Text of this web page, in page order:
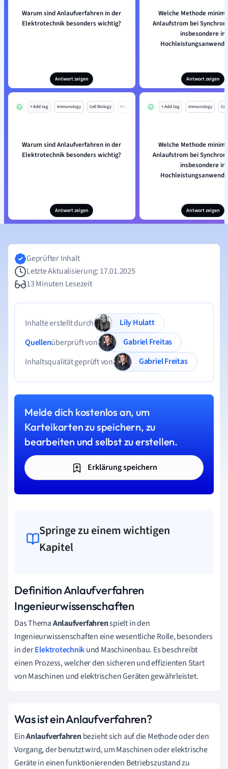
Warum sind Anlaufverfahren in der
Elektrotechnik besonders wichtig?
Antwort zeigen
Welche Methode
Anlaufstrom bei
insbesondere in
Antwort zeigen
+ Add tag Immunology Cell Biology Mo
Warum sind Anlaufverfahren in der
Elektrotechnik besonders wichtig?
Antwort zeigen
+ Add tag Immunology
Welche Methode
Anlaufstrom bei
insbesondere in
Antwort zeigen
Geprüfter Inhalt
Letzte Aktualisierung: 17.01.2025
13 Minuten Lesezeit
Inhalte erstellt durch
Lily Hulatt
Quellenüberprüft von
Gabriel Freitas
Inhaltsqualität geprüft von
Gabriel Freitas
Melde dich kostenlos an, um
Karteikarten zu speichern, zu
bearbeiten und selbst zu erstellen.
Erklärung speichern
Springe zu einem wichtigen
Kapitel
Definition Anlaufverfahren
Ingenieurwissenschaften
Das ThemaAnlaufverfahrenspielt in den
Ingenieurwissenschaften eine wesentliche Rolle, besonders
in derElektrotechnikund Maschinenbau. Es beschreibt
einen Prozess, welcher den sicheren und effizienten Start
von Maschinen und elektrischen Geräten gewährleistet.
Was ist ein Anlaufverfahren?
EinAnlaufverfahrenbezieht sich auf die Methode oder den
Vorgang, der benutzt wird, um Maschinen oder elektrische
Geräte in einen funktionierenden Betriebszustand zu